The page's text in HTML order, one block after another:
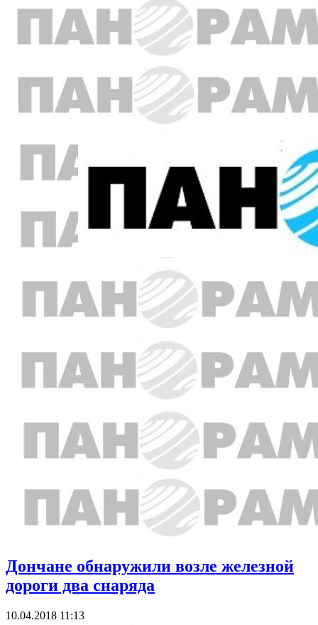
Дончане обнаружили возле железной
дороги два снаряда
10.04.2018 11:13